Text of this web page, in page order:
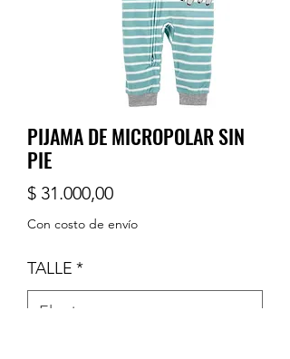
PIJAMA DE MICROPOLAR SIN
PIE
$ 31.000,00Precio
Con costo de envío
TALLE *